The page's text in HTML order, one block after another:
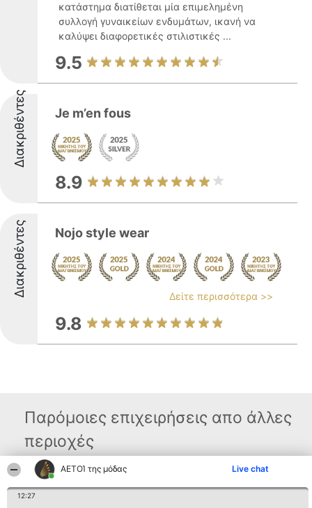
ΑΕΤΟΊ της μόδας Live chat
12:27
κατάστημα διατίθεται μία επιμελημένη
συλλογή γυναικείων ενδυμάτων, ικανή να
καλύψει διαφορετικές στιλιστικές ...
9.5
Διακριθέντες Je m’en fous
8.9
Διακριθέντες Nojo style wear
Δείτε περισσότερα >>
9.8
Παρόμοιες επιχειρήσεις απο άλλες
περιοχές
Διοργανωτής της
κατάταξης
Κατάταξη Επικοινωνία